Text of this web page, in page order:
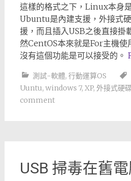
這樣的格式之下，Linux本身
Ubuntu是內建支援，外接式
援，而且插入USB之後直接掛
然CentOS本來就是For主機使
沒有這個功能是可以接受的。
測試-軟體, 行動運算OS
Uuntu, windows 7, XP, 外接式硬
comment
USB 掃毒在舊